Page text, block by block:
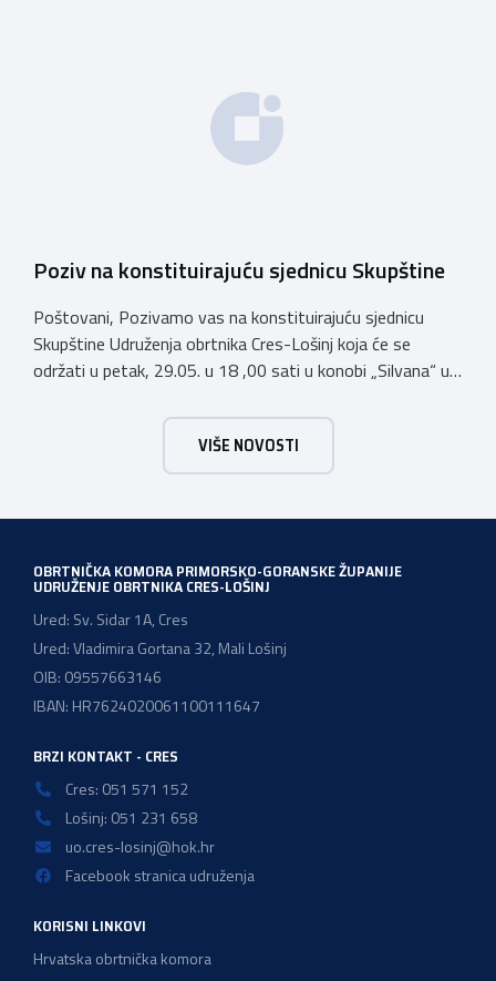
Poziv na konstituirajuću sjednicu Skupštine
Poštovani, Pozivamo vas na konstituirajuću sjednicu
Skupštine Udruženja obrtnika Cres-Lošinj koja će se
održati u petak, 29.05. u 18 ,00 sati u konobi „Silvana“ u
zapisničara i dva ovjerovitelja zapisnika2.Konstituiranje
Skupštine Udruženja obrtnika Cres–Lošinja. Imenovanje
članova Skupštine b. Imenovanje članova Upravnog
VIŠE NOVOSTI
OBRTNIČKA KOMORA PRIMORSKO-GORANSKE ŽUPANIJE
UDRUŽENJE OBRTNIKA CRES-LOŠINJ
Ured: Sv. Sidar 1A, Cres
Ured: Vladimira Gortana 32, Mali Lošinj
OIB: 09557663146
IBAN: HR7624020061100111647
BRZI KONTAKT - CRES
Cres: 051 571 152
Lošinj: 051 231 658
uo.cres-losinj@hok.hr
Facebook stranica udruženja
KORISNI LINKOVI
Hrvatska obrtnička komora